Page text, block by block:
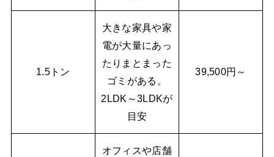
1.5トン
大きな家具や家
電が大量にあっ
たりまとまった
ゴミがある。
2LDK～3LDKが
目安
39,500円～
オフィスや店舗